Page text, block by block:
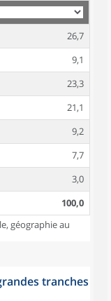
26,7
9,1
23,3
21,1
9,2
7,7
3,0
100,0
géographie au
tranches